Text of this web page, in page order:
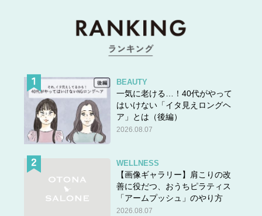
BEAUTY
一気に老ける…！40代がやって
はいけない「イタ見えロングヘ
ア」とは（後編）
2026.08.07
WELLNESS
【画像ギャラリー】肩こりの改
善に役だつ、おうちピラティス
「アームプッシュ」のやり方
2026.08.07